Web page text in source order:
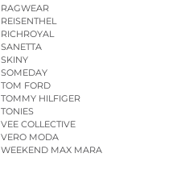
RAGWEAR
REISENTHEL
RICHROYAL
SANETTA
SKINY
SOMEDAY
TOM FORD
TOMMY HILFIGER
TONIES
VEE COLLECTIVE
VERO MODA
WEEKEND MAX MARA